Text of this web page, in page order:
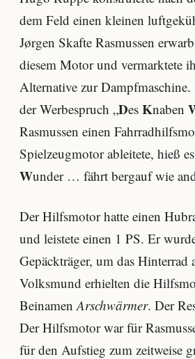
dem Feld einen kleinen
Jørgen Skafte Rasmussen
diesem Motor und vermarktete
Alternative zur Dampfmaschine.
der Werbespruch „Des Knaben
Rasmussen einen
Spielzeugmotor ableitete, hieß
Wunder … fährt bergauf wie
Der Hilfsmotor hatte einen
und leistete einen 1 PS. Er
Gepäckträger, um das Hinterrad
Volksmund erhielten die
Beinamen Arschwärmer. Der
Der Hilfsmotor war für
für den Aufstieg zum zeitweise